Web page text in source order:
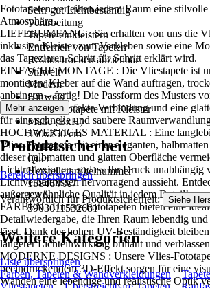
Sehr gut Lichtbeständig
Verarbeitung
Tapete einkleistern
Entfernen von Tapeten
Restlos trocken abziehbar
Stilwelt
Modern
Hinweis
Vlies Fototapete mit Kleister
Maße (BxH)
350x250 cm
Format
Quer
Herstellerartikelnummer
15846VX7
EAN
5903011532681
Fototapeten verleihen jedem Raum eine
Atmosphäre..
LIEFERUMFANG : Sie erhalten von uns die
inklusive Kleister zum Verkleben sowie eine
das Tapezieren Schritt für Schritt erklärt wird.
EINFACHE MONTAGE : Die Vliestapete ist
montieren: Kleber auf die Wand auftragen,
anbringen – fertig! Die Passform des Musters
sorgt für eine perfekte Verbindung und eine
für eine schnelle und saubere
HOCHWERTIGES MATERIAL : Eine
Vlies-Fototapete mit einer eleganten,
dieser halbmatten und glatten Oberfläche
Lichtreflexionen, sodass Ihr Druck unabhängig
Lichtverhältnissen hervorragend aussieht.
außergewöhnliche Qualität in jedem Detail!
FARBEN : Unsere Fototapeten bieten eine
Detailwiedergabe, die Ihren Raum lebendig und
lässt. Dank der hohen UV-Beständigkeit
längerer Lichteinwirkung brillant und
MODERNE DESIGNS : Unsere Vlies-
beeindruckendem 3D-Effekt sorgen für eine
Wänden eine lebendige und realistische Optik
Mehr anzeigen
Produktsicherheit
Bereich überspringen
Verantwortlich für Produktsicherheit: Siehe
Weitere Kategorien
Liste überspringen
Farben, Tapeten & Wandverkleidungen